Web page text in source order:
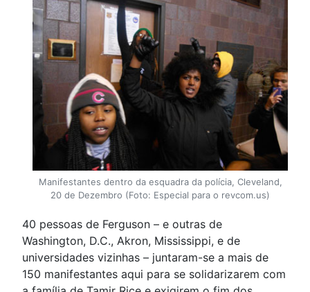
Manifestantes dentro da esquadra da polícia, Cleveland,
20 de Dezembro (Foto: Especial para o revcom.us)
40 pessoas de Ferguson – e outras de
Washington, D.C., Akron, Mississippi, e de
universidades vizinhas – juntaram-se a mais de
150 manifestantes aqui para se solidarizarem com